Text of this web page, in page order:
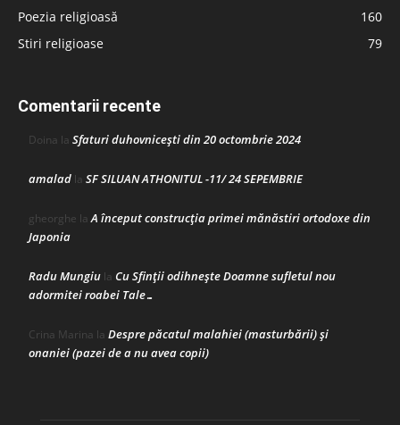
Poezia religioasă
160
Stiri religioase
79
Comentarii recente
Doina la Sfaturi duhovnicești din 20 octombrie 2024
amalad la SF SILUAN ATHONITUL -11/ 24 SEPEMBRIE
gheorghe laA început construcţia primei mănăstiri ortodoxe din
Japonia
Radu Mungiu la Cu Sfinții odihnește Doamne sufletul nou
adormitei roabei Tale…
Crina Marina la Despre păcatul malahiei (masturbării) şi
onaniei (pazei de a nu avea copii)